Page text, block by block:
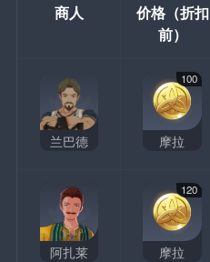
商人
价格（折扣
前）
兰巴德
100
摩拉
阿扎莱
120
摩拉